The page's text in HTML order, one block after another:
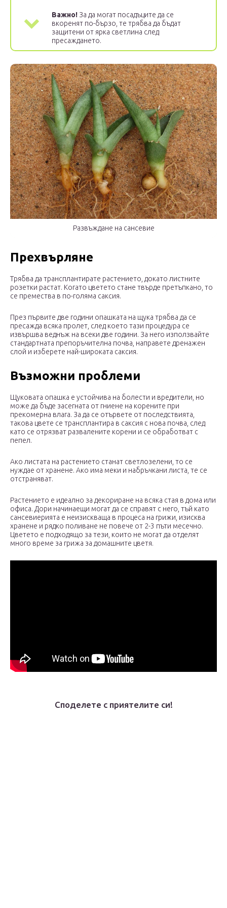
Важно! За да могат посадъците да се
вкоренят по-бързо, те трябва да бъдат
защитени от ярка светлина след
пресаждането.
Развъждане на сансевие
Прехвърляне
Трябва да трансплантирате растението, докато листните
розетки растат. Когато цветето стане твърде претъпкано, то
се премества в по-голяма саксия.
През първите две години опашката на щука трябва да се
пресажда всяка пролет, след което тази процедура се
извършва веднъж на всеки две години. За него използвайте
стандартната препоръчителна почва, направете дренажен
слой и изберете най-широката саксия.
Възможни проблеми
Щуковата опашка е устойчива на болести и вредители, но
може да бъде засегната от гниене на корените при
прекомерна влага. За да се отървете от последствията,
такова цвете се трансплантира в саксия с нова почва, след
като се отрязват развалените корени и се обработват с
пепел.
Ако листата на растението станат светлозелени, то се
нуждае от хранене. Ако има меки и набръчкани листа, те се
отстраняват.
Растението е идеално за декориране на всяка стая в дома или
офиса. Дори начинаещи могат да се справят с него, тъй като
сансевиерията е неизискваща в процеса на грижи, изисква
хранене и рядко поливане не повече от 2-3 пъти месечно.
Цветето е подходящо за тези, които не могат да отделят
много време за грижа за домашните цветя.
Споделете с приятелите си!